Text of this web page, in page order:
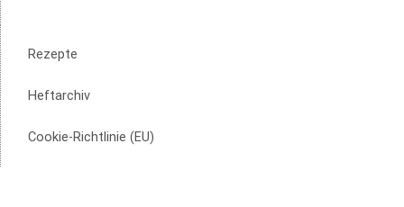
Rezepte
Heftarchiv
Cookie-Richtlinie (EU)